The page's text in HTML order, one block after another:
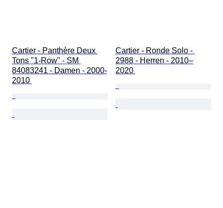
Cartier - Panthère Deux
Tons "1-Row" - SM
84083241 - Damen - 2000-
2010
Cartier - Ronde Solo -
2988 - Herren - 2010–
2020